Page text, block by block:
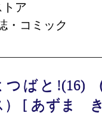
トア
・コミック
つばと!(16)
） [ あずま